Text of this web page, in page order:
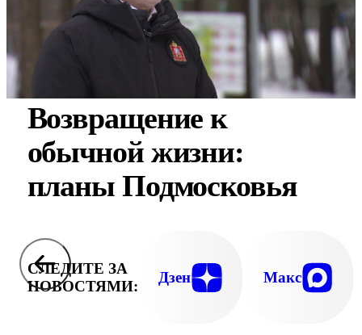
Возвращение к
обычной жизни:
планы Подмосковья
СЛЕДИТЕ ЗА
НОВОСТЯМИ:
Дзен Макс